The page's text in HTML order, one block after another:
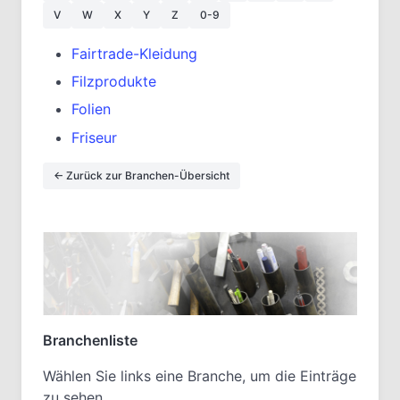
V
W X Y Z 0-9
Fairtrade-Kleidung
Filzprodukte
Folien
Friseur
← Zurück zur Branchen-Übersicht
Branchenliste
Wählen Sie links eine Branche, um die Einträge